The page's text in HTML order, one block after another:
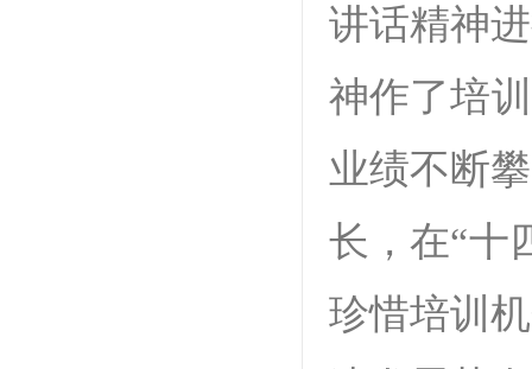
讲话精神
神作了培
业绩不断
长，在“十
珍惜培训